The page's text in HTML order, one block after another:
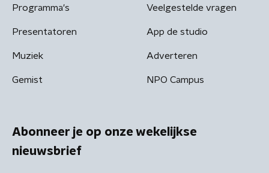
Programma's
Presentatoren
Muziek
Gemist
Veelgestelde vragen
App de studio
Adverteren
NPO Campus
Abonneer je op onze wekelijkse
nieuwsbrief